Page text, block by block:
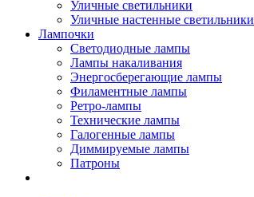
Уличные светильники
Уличные настенные светильники
Лампочки
Светодиодные лампы
Лампы накаливания
Энергосберегающие лампы
Филаментные лампы
Ретро-лампы
Технические лампы
Галогенные лампы
Диммируемые лампы
Патроны